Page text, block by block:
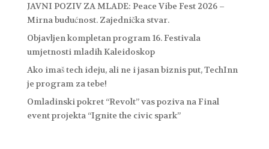
JAVNI POZIV ZA MLADE: Peace Vibe Fest 2026 –
Mirna budućnost. Zajednička stvar.
Objavljen kompletan program 16. Festivala
umjetnosti mladih Kaleidoskop
Ako imaš tech ideju, ali ne i jasan biznis put, TechInn
je program za tebe!
Omladinski pokret “Revolt” vas poziva na Final
event projekta “Ignite the civic spark”